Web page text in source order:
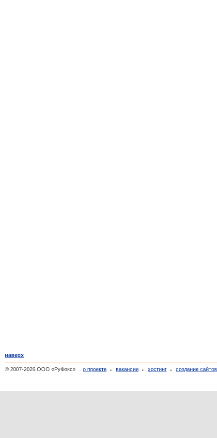
наверх
© 2007-2026 ООО «РуФокс» о проекте вакансии хостинг создание сайтов